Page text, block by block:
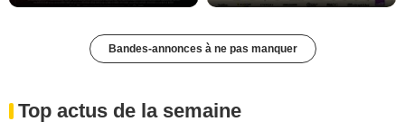
Bandes-annonces à ne pas manquer
Top actus de la semaine